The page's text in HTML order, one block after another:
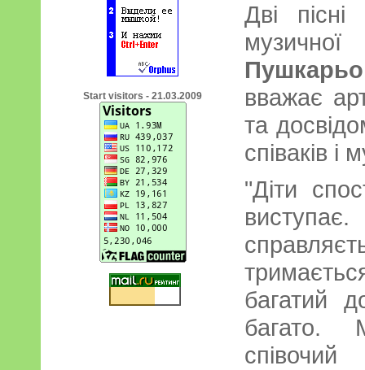
Start visitors - 21.03.2009
Дві
вважає
та
співаків і
"Діти
багатий
багато.